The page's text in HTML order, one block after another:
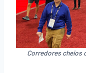
Corredores cheios